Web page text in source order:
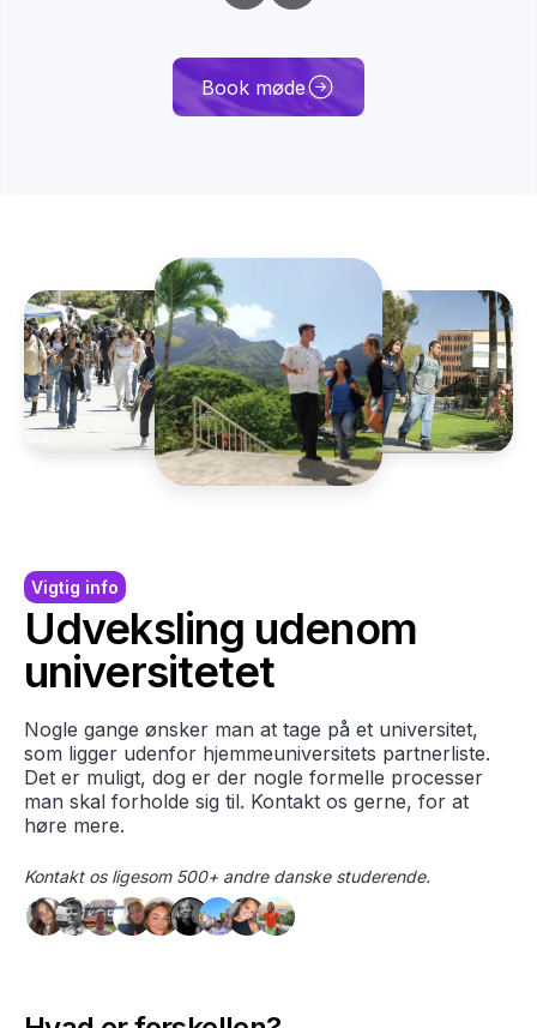
Book møde
Vigtig info
Udveksling udenom
universitetet
Nogle gange ønsker man at tage på et universitet,
som ligger udenfor hjemmeuniversitets partnerliste.
Det er muligt, dog er der nogle formelle processer
man skal forholde sig til. Kontakt os gerne, for at
høre mere.
Kontakt os ligesom 500+ andre danske studerende.